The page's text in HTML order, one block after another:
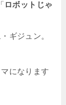
ロボットじゃ
ギジュン。
になります